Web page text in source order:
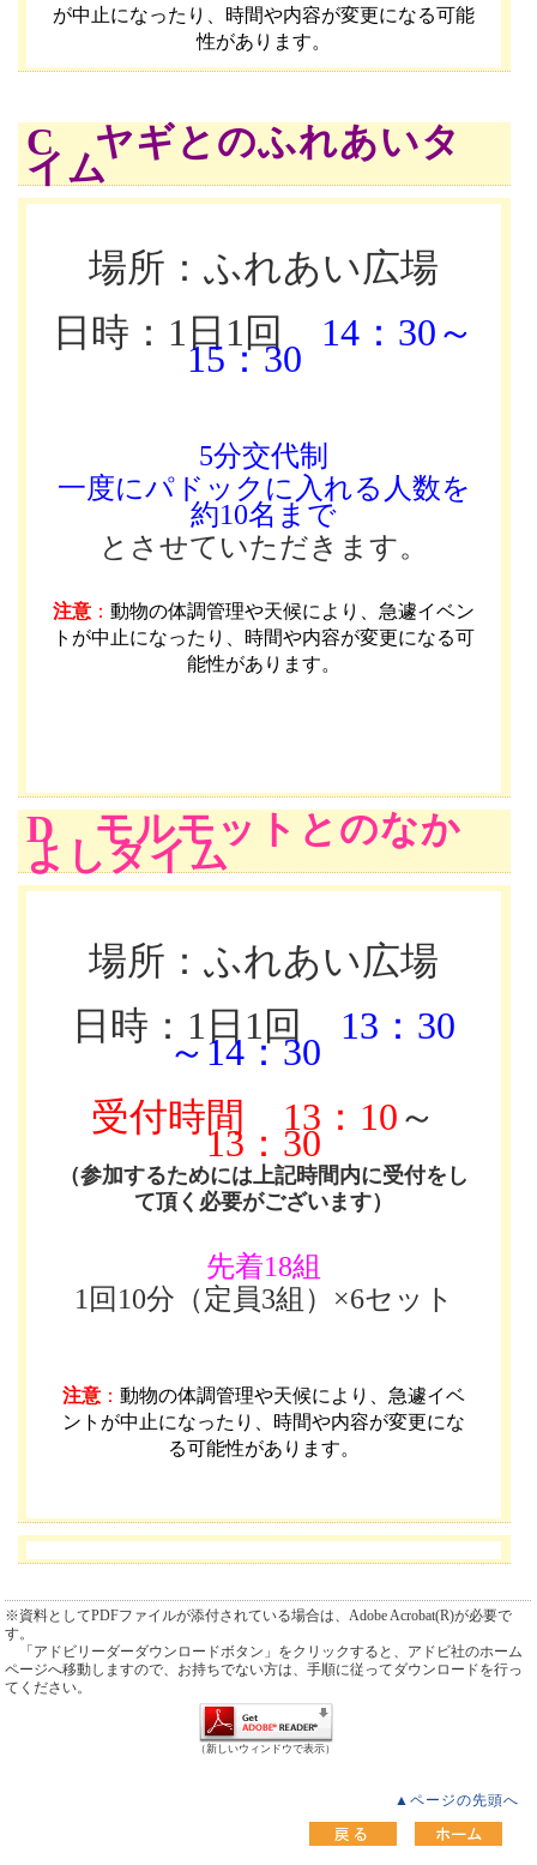
が中止になったり、時間や内容が変更になる可能
性があります。
C ヤギとのふれあいタ
イム
場所：ふれあい広場
日時：1日1回
14：30～
15：30
5分交代制
一度にパドックに入れる人数を
約10名まで
とさせていただきます。
注意 ：動物の体調管理や天候により、急遽イベン
トが中止になったり、時間や内容が変更になる可
能性があります。
D モルモットとのなか
よしタイム
場所：ふれあい広場
日時：1日1回
13：30
～14：30
受付時間
13：10～
13：30
（参加するためには上記時間内に受付をし
て頂く必要がございます）
先着18組
1回10分（定員3組）×6セット
注意 ：動物の体調管理や天候により、急遽イベ
ントが中止になったり、時間や内容が変更にな
る可能性があります。
※資料としてPDFファイルが添付されている場合は、Adobe Acrobat(R)が必要で
す。
「アドビリーダーダウンロードボタン」をクリックすると、アドビ社のホーム
ページへ移動しますので、お持ちでない方は、手順に従ってダウンロードを行っ
てください。
（新しいウィンドウで表示）
▲ページの先頭へ